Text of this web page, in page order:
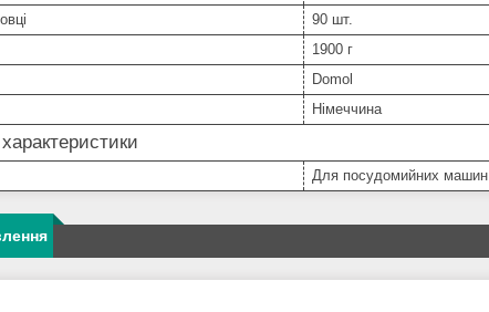
90 шт.
1900 г
Domоl
Німеччина
Для посудомийних машин